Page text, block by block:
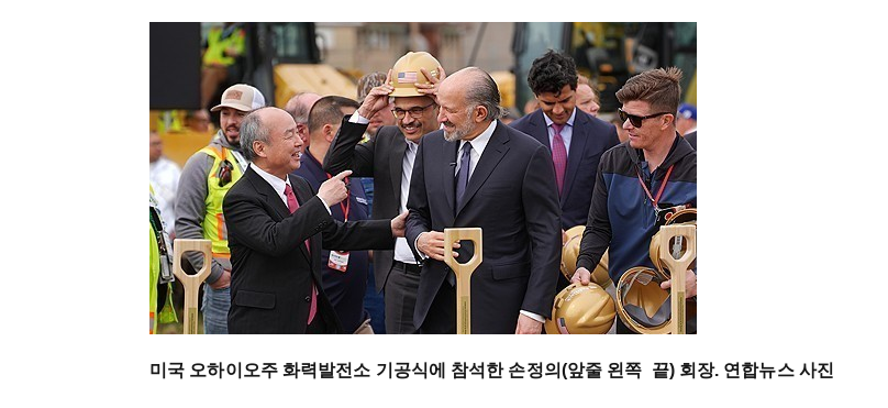
미국 오하이오주 화력발전소 기공식에 참석한 손정의(앞줄 왼쪽 끝) 회장. 연합뉴스 사진